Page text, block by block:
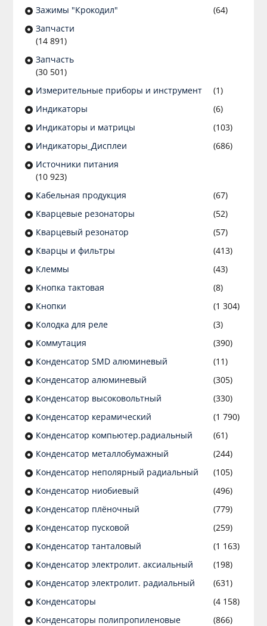
Зажимы "Крокодил"
(64)
Запчасти
(14 891)
Запчасть
(30 501)
Измерительные приборы и инструмент
(1)
Индикаторы
(6)
Индикаторы и матрицы
(103)
Индикаторы_Дисплеи
(686)
Источники питания
(10 923)
Кабельная продукция
(67)
Кварцевые резонаторы
(52)
Кварцевый резонатор
(57)
Кварцы и фильтры
(413)
Клеммы
(43)
Кнопка тактовая
(8)
Кнопки
(1 304)
Колодка для реле
(3)
Коммутация
(390)
Конденсатор SMD алюминевый
(11)
Конденсатор алюминевый
(305)
Конденсатор высоковольтный
(330)
Конденсатор керамический
(1 790)
Конденсатор компьютер.радиальный
(61)
Конденсатор металлобумажный
(244)
Конденсатор неполярный радиальный
(105)
Конденсатор ниобиевый
(496)
Конденсатор плёночный
(779)
Конденсатор пусковой
(259)
Конденсатор танталовый
(1 163)
Конденсатор электролит. аксиальный
(198)
Конденсатор электролит. радиальный
(631)
Конденсаторы
(4 158)
Конденсаторы полипропиленовые
(866)